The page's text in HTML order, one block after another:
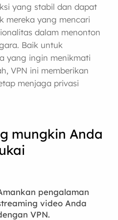
yang stabil dan dapat
mereka yang mencari
dalam menonton
Baik untuk
yang ingin menikmati
VPN ini memberikan
menjaga privasi
mungkin Anda
pengalaman
video Anda
VPN.